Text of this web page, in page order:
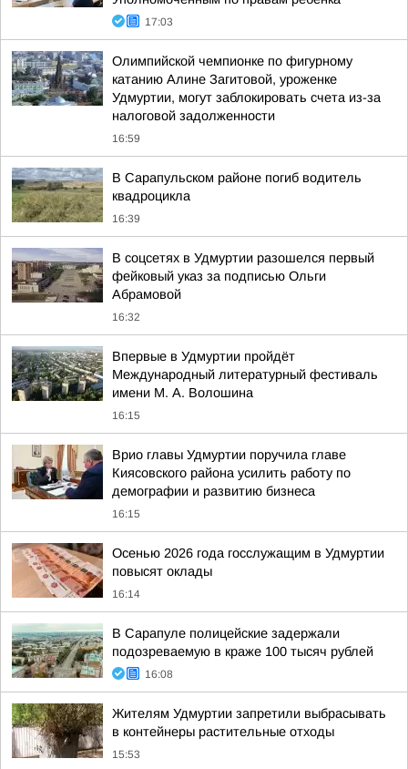
17:03
Олимпийской чемпионке по фигурному
катанию Алине Загитовой, уроженке
Удмуртии, могут заблокировать счета из-за
налоговой задолженности
16:59
В Сарапульском районе погиб водитель
квадроцикла
16:39
В соцсетях в Удмуртии разошелся первый
фейковый указ за подписью Ольги
Абрамовой
16:32
Впервые в Удмуртии пройдёт
Международный литературный фестиваль
имени М. А. Волошина
16:15
Врио главы Удмуртии поручила главе
Киясовского района усилить работу по
демографии и развитию бизнеса
16:15
Осенью 2026 года госслужащим в Удмуртии
повысят оклады
16:14
В Сарапуле полицейские задержали
подозреваемую в краже 100 тысяч рублей
16:08
Жителям Удмуртии запретили выбрасывать
в контейнеры растительные отходы
15:53